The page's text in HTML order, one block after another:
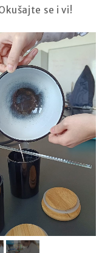
se i vi!